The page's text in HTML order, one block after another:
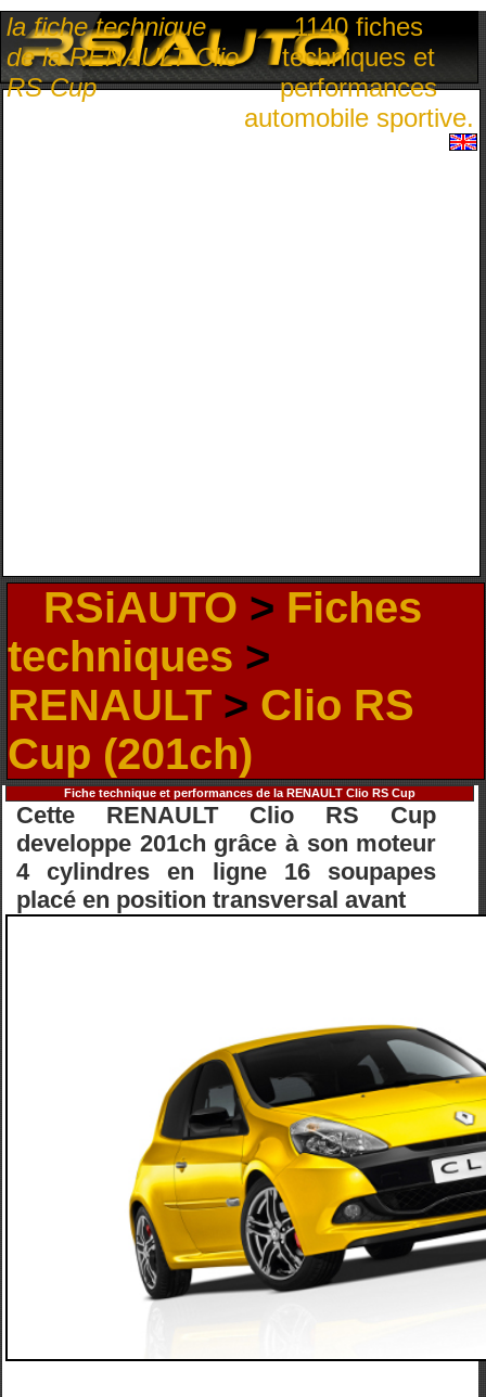
la fiche technique
de la RENAULT Clio
RS Cup
1140 fiches
techniques et
performances
automobile sportive.
RSiAUTO > Fiches
techniques >
RENAULT > Clio RS
Cup (201ch)
Fiche technique et performances de la RENAULT Clio RS Cup
Cette RENAULT Clio RS Cup
developpe 201ch grâce à son moteur
4 cylindres en ligne 16 soupapes
placé en position transversal avant